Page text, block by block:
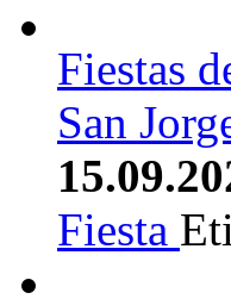
Fiestas
San
Fiesta